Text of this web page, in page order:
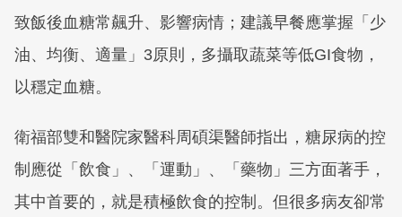
致飯後血糖常飆升、影響病情；建議早餐應掌握「少
油、均衡、適量」3原則，多攝取蔬菜等低GI食物，
以穩定血糖。
衛福部雙和醫院家醫科周碩渠醫師指出，糖尿病的控
制應從「飲食」、「運動」、「藥物」三方面著手，
其中首要的，就是積極飲食的控制。但很多病友卻常